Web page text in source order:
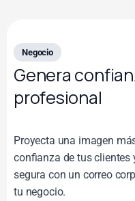
Negocio
Genera
profesional
Proyecta una imagen
confianza de tus
segura con un correo
tu negocio.